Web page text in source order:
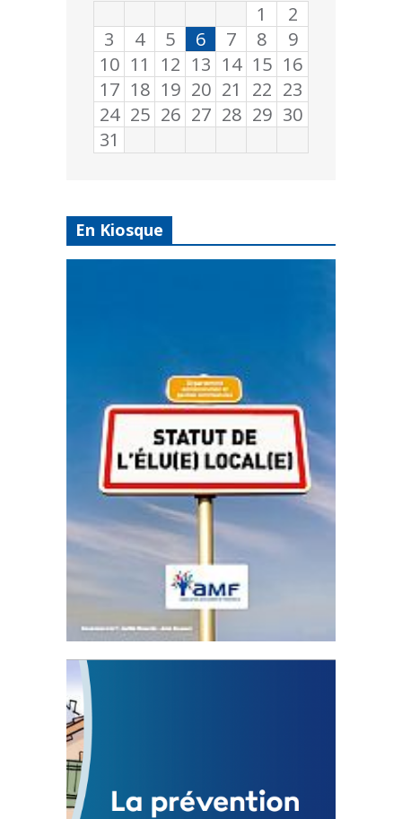
1
2
3
4 5 6 7 8
9
10 11 12 13 14 15 16
17 18 19 20 21 22 23
24 25 26 27 28 29 30
31
En Kiosque
Statut de l’élu local
3 avril 2024
Mise à jour avril 2024
FEUILLETER